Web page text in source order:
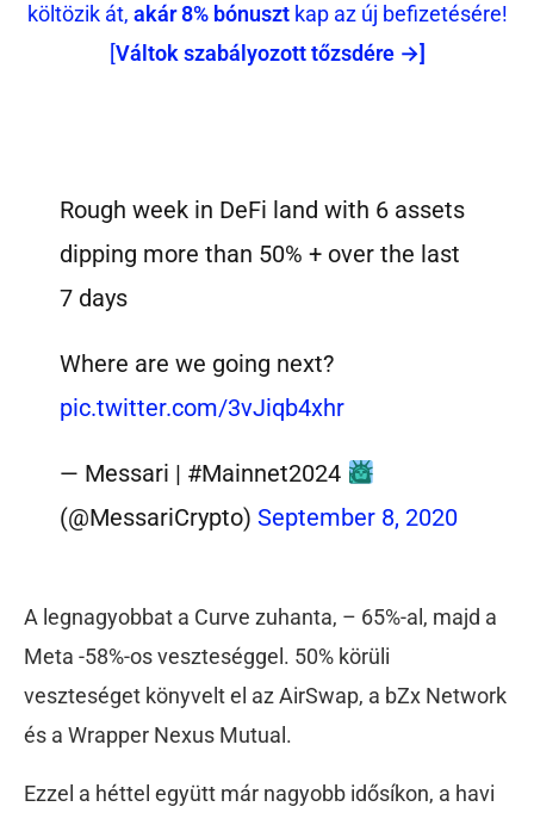
költözik át, akár 8% bónusztkap az új befizetésére!
[Váltok szabályozott tőzsdére →]
Rough week in DeFi land with 6 assets
dipping more than 50% + over the last
7 days
Where are we going next?
pic.twitter.com/3vJiqb4xhr
— Messari | #Mainnet2024
(@MessariCrypto)September 8, 2020
A legnagyobbat a Curve zuhanta, – 65%-al, majd a
Meta -58%-os veszteséggel. 50% körüli
veszteséget könyvelt el az AirSwap, a bZx Network
és a Wrapper Nexus Mutual.
Ezzel a héttel együtt már nagyobb idősíkon, a havi